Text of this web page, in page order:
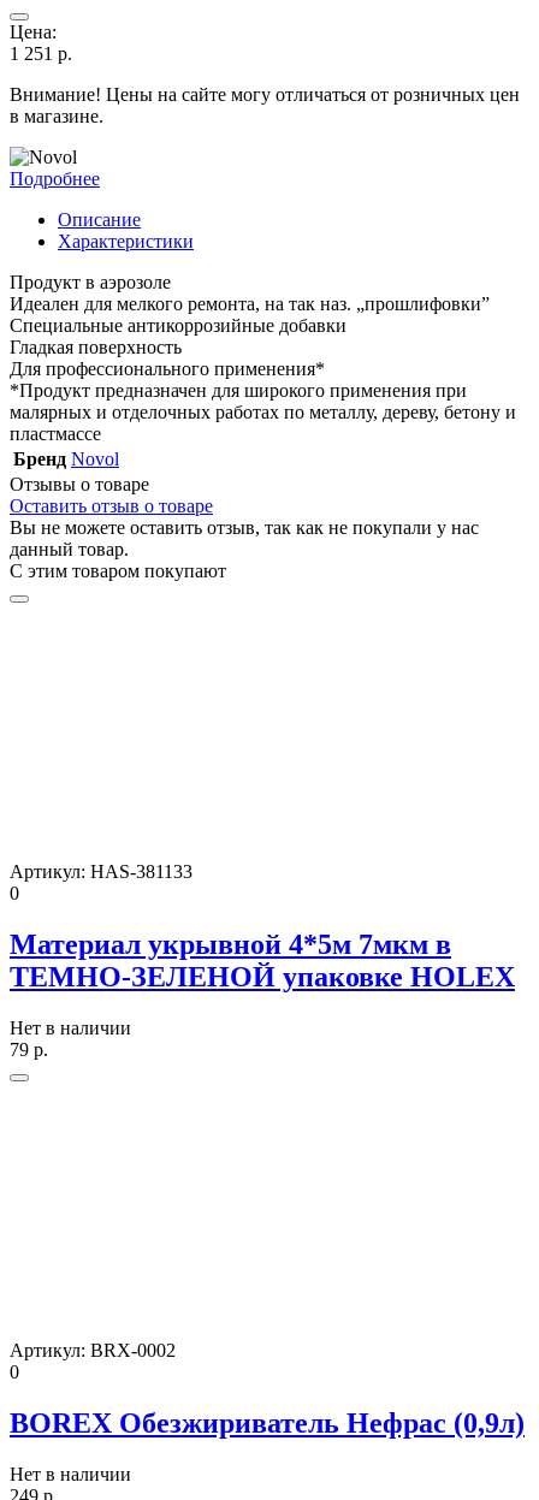
Цена:
1 251 р.
Внимание! Цены на сайте могу отличаться от розничных цен
в магазине.
Подробнее
Описание
Характеристики
Продукт в аэрозоле
Идеален для мелкого ремонта, на так наз. „прошлифовки”
Специальные антикоррозийные добавки
Гладкая поверхность
Для профессионального применения*
*Продукт предназначен для широкого применения при
малярных и отделочных работах по металлу, дереву, бетону и
пластмассе
Бренд Novol
Отзывы о товаре
Оставить отзыв о товаре
Вы не можете оставить отзыв, так как не покупали у нас
данный товар.
С этим товаром покупают
Артикул: HAS-381133
0
Материал укрывной 4*5м 7мкм в
ТЕМНО-ЗЕЛЕНОЙ упаковке HOLEX
Нет в наличии
79 р.
Артикул: BRX-0002
0
BOREX Обезжириватель Нефрас (0,9л)
Нет в наличии
249 р.